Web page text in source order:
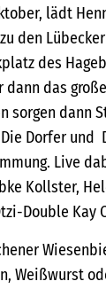
lädt
den
des
das
sorgen dann
Die Dorfer und
Live
Kollster,
Double Kay
Weißwurst